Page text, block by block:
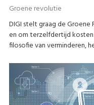
Groene revolutie
DIGI stelt graag de
en om terzelfdertijd
filosofie van verminderen,